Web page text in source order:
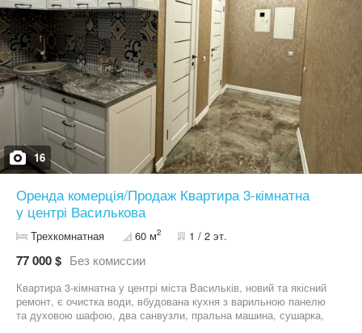
16
Оренда комерція/Продаж Квартира 3-кімнатна
у центрі Василькова
Трехкомнатная 60 м2 1 / 2 эт.
77 000 $ Без комиссии
Квартира 3-кімнатна у центрі міста Васильків, новий та якісний
ремонт, є очистка води, вбудована кухня з варильною панелю
та духовою шафою, два санвузли, пральна машина, сушарка,